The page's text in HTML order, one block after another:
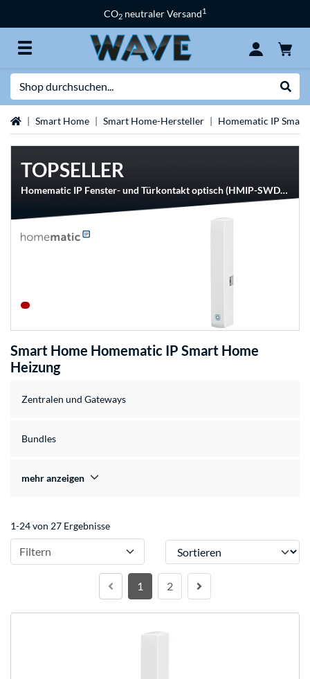
CO2 neutraler Versand1
StartseiteSmart Home Smart Home-Hersteller Homematic IP Smart
TOPSELLER
Homematic IP Fenster- und Türkontakt optisch (HMIP-SWDO-2), Öffnungsmelder
Smart Home Homematic IP Smart Home
Heizung
Zentralen und Gateways
Bundles
mehr anzeigen
1-24 von 27 Ergebnisse
Filtern Sortieren
1 2